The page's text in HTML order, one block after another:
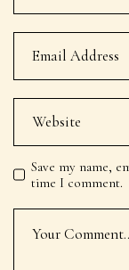
Save my name,
time I comment.